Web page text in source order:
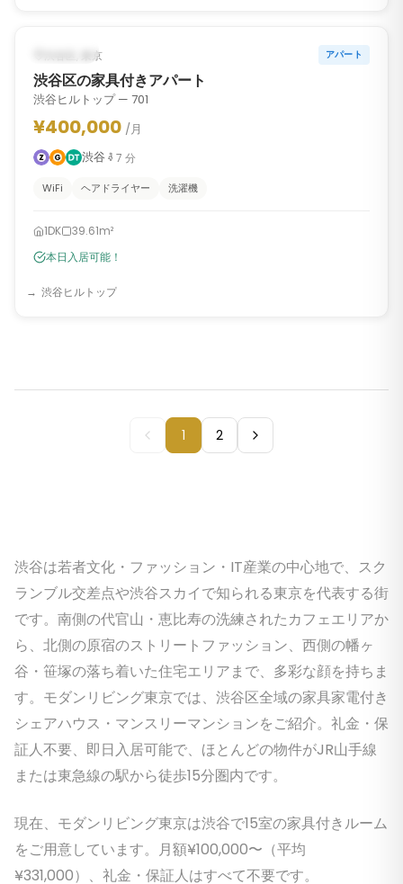
入居可能
渋谷区, 東京 アパート
渋谷区の家具付きアパート
渋谷ヒルトップ — 701
¥400,000 /月
渋谷
7 分
WiFi ヘアドライヤー 洗濯機
1DK
39.61m²
本日入居可能！
渋谷ヒルトップ
1 2
渋谷は若者文化・ファッション・IT産業の中心地で、スク
ランブル交差点や渋谷スカイで知られる東京を代表する街
です。南側の代官山・恵比寿の洗練されたカフェエリアか
ら、北側の原宿のストリートファッション、西側の幡ヶ
谷・笹塚の落ち着いた住宅エリアまで、多彩な顔を持ちま
す。モダンリビング東京では、渋谷区全域の家具家電付き
シェアハウス・マンスリーマンションをご紹介。礼金・保
証人不要、即日入居可能で、ほとんどの物件がJR山手線
または東急線の駅から徒歩15分圏内です。
現在、モダンリビング東京は渋谷で15室の家具付きルーム
をご用意しています。月額¥100,000〜（平均
¥331,000）、礼金・保証人はすべて不要です。